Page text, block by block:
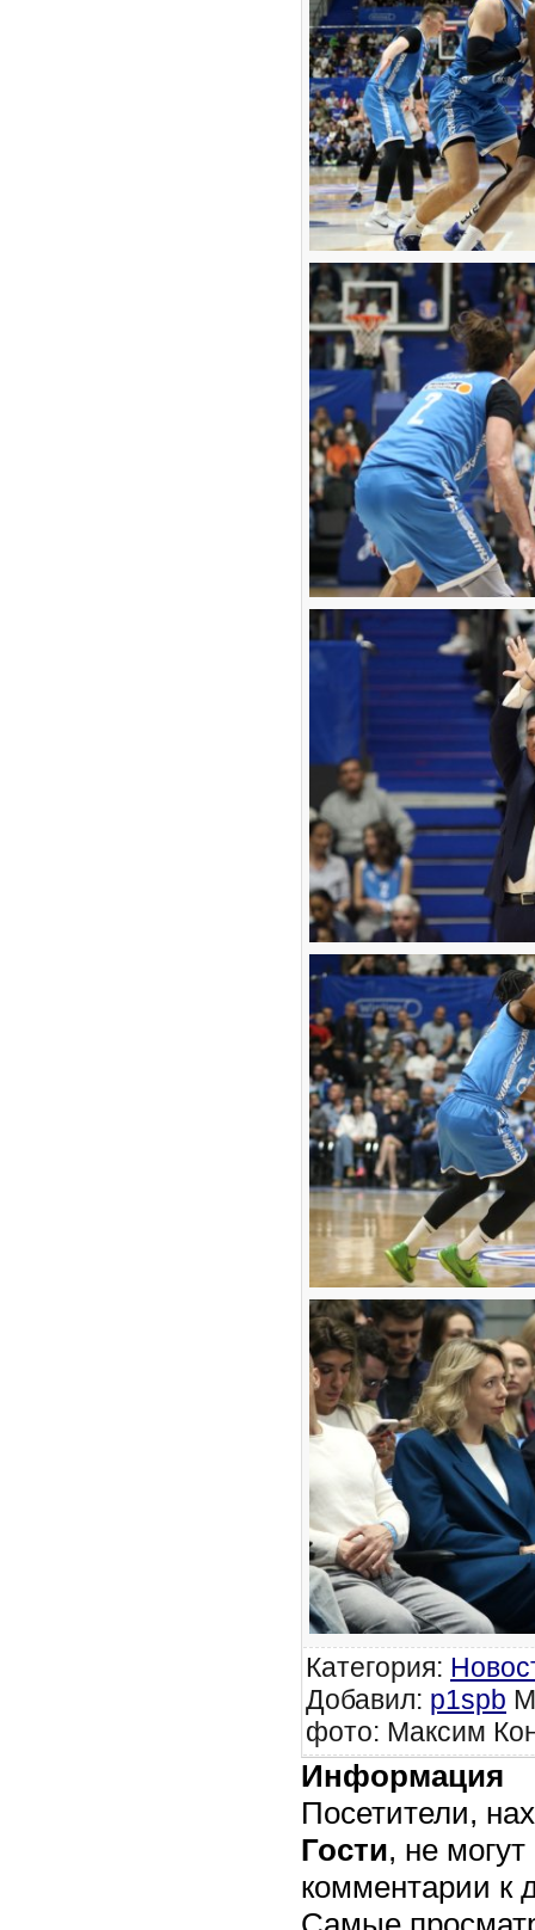
Категория:
Добавил: p1spb
фото: Максим
Информация
Посетители,
Гости, не
комментарии к